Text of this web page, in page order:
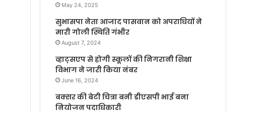
May 24, 2025
सुभासपा नेता आजाद पासवान को अपराधियों ने
मारी गोली स्थिति गंभीर
August 7, 2024
व्हाट्सएप से होगी स्कूलों की निगरानी शिक्षा
विभाग ने जारी किया नंबर
June 16, 2024
बक्सर की बेटी चित्रा बनी डीएसपी भाई बना
नियोजन पदाधिकारी